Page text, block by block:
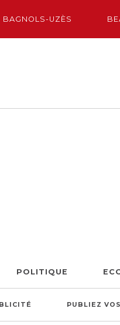
BAGNOLS-UZÈS
POLITIQUE
PUBLIEZ